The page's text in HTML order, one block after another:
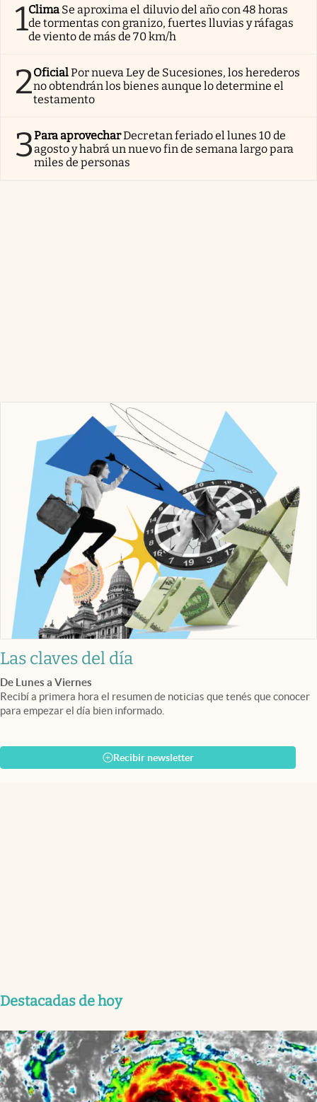
1Clima Se aproxima el diluvio del año con 48 horas
de tormentas con granizo, fuertes lluvias y ráfagas
de viento de más de 70 km/h
2OficialPor nueva Ley de Sucesiones, los herederos
no obtendrán los bienes aunque lo determine el
testamento
3Para aprovecharDecretan feriado el lunes 10 de
agosto y habrá un nuevo fin de semana largo para
miles de personas
Las claves del día
De Lunes a Viernes
Recibí a primera hora el resumen de noticias que tenés que conocer
para empezar el día bien informado.
Recibir newsletter
Destacadas de hoy